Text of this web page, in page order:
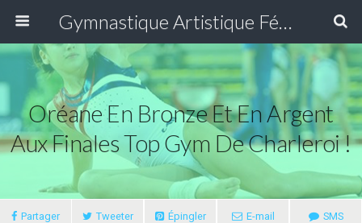
Gymnastique Artistique Féminine
Oréane En Bronze Et En Argent
Aux Finales Top Gym De Charleroi !
Partager Tweeter Épingler E-mail SMS